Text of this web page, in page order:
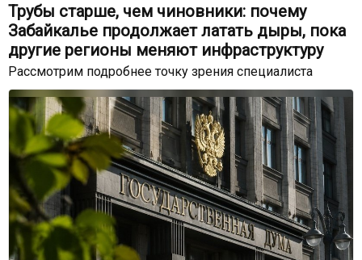
Трубы старше, чем чиновники: почему
Забайкалье продолжает латать дыры, пока
другие регионы меняют инфраструктуру
Рассмотрим подробнее точку зрения специалиста